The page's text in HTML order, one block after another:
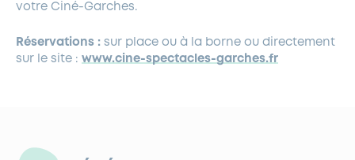
votre Ciné-Garches.
Réservations : sur place ou à la borne ou directement
sur le site : www.cine-spectacles-garches.fr